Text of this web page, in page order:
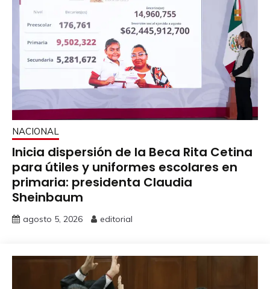
NACIONAL
Inicia dispersión de la Beca Rita Cetina
para útiles y uniformes escolares en
primaria: presidenta Claudia
Sheinbaum
agosto 5, 2026 editorial